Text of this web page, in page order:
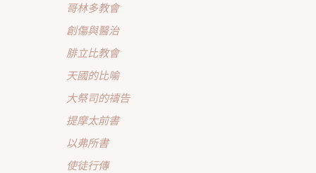
哥林多教會
創傷與醫治
腓立比教會
天國的比喻
大祭司的禱告
提摩太前書
以弗所書
使徒行傳